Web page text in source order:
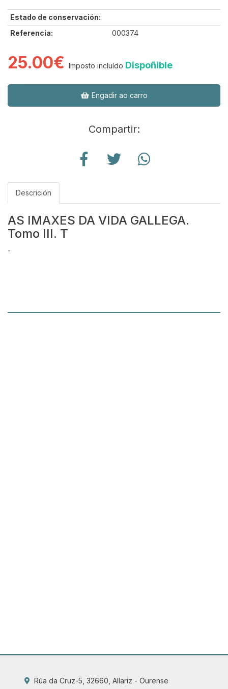
Estado de conservación:
Referencia:
000374
25.00€ Imposto incluído Dispoñible
Engadir ao carro
Compartir:
Descrición
AS IMAXES DA VIDA GALLEGA.
Tomo III. T
-
Rúa da Cruz-5, 32660, Allariz - Ourense